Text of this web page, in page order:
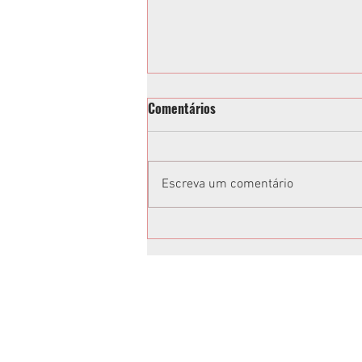
Paraná Pay vai beneficiar
Comentários
Escreva um comentário